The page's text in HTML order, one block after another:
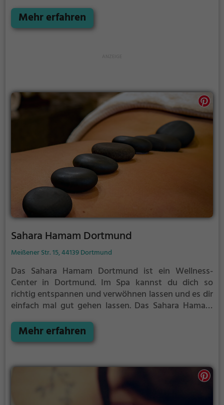
auszuspannen und einfach einmal nichts zu tun.
Mehr erfahren
Sahara Hamam Dortmund
Meißener Str. 15, 44139 Dortmund
Das Sahara Hamam Dortmund ist ein Wellness-
Center in Dortmund. Im Spa kannst du dich so
richtig entspannen und verwöhnen lassen und es dir
einfach mal gut gehen lassen. Das Sahara Hamam
anstrengenden Alltag zu entspannen, auszuspannen
und einfach einmal nichts zu tun.
Mehr erfahren